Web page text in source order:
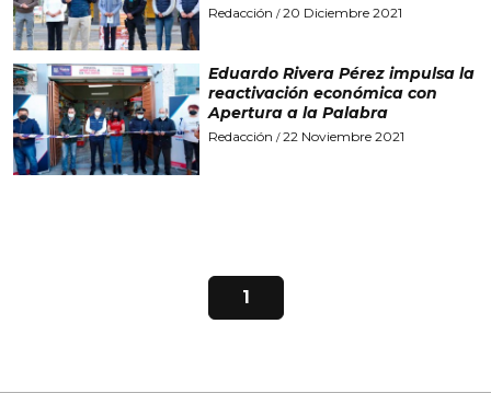
Redacción /20 Diciembre 2021
Eduardo Rivera Pérez impulsa la
reactivación económica con
Apertura a la Palabra
Redacción /22 Noviembre 2021
1